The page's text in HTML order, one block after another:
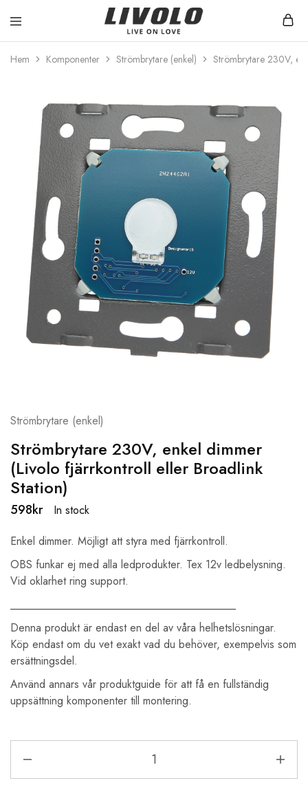
Livolo
Stilren
med
smart
hem
Hem Komponenter Strömbrytare (enkel) Strömbrytare 230V,
Strömbrytare (enkel)
Strömbrytare 230V, enkel dimmer
(Livolo fjärrkontroll eller Broadlink
Station)
598kr
In stock
Enkel dimmer. Möjligt att styra med fjärrkontroll.
OBS funkar ej med alla ledprodukter. Tex 12v ledbelysning.
Vid oklarhet ring support.
Denna produkt är endast en del av våra helhetslösningar.
Köp endast om du vet exakt vad du behöver, exempelvis som
ersättningsdel.
Använd annars vår produktguide för att få en fullständig
uppsättning komponenter till montering.